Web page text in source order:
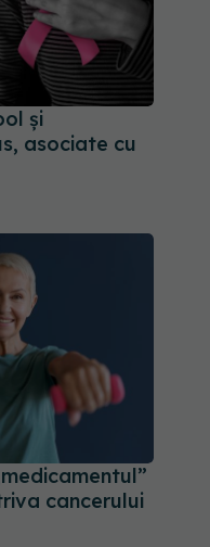
și
asociate cu
cancerului